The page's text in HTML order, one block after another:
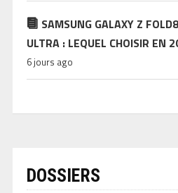
SAMSUNG GALAXY Z
ULTRA : LEQUEL CHOISIR EN
6 jours ago
DOSSIERS